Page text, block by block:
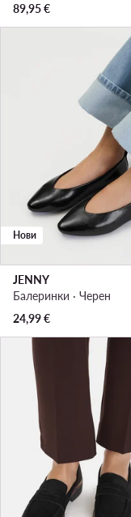
89,95€
Нови
JENNY
Балеринки · Черен
24,99€